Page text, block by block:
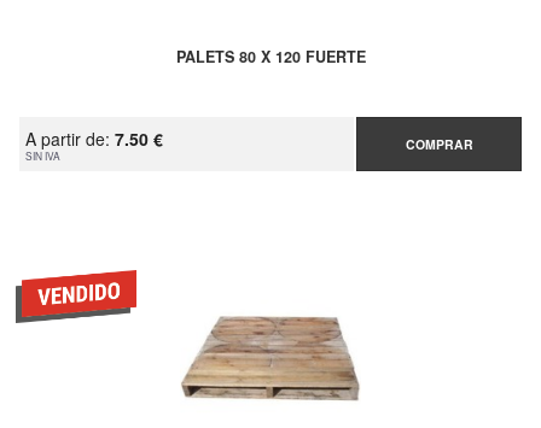
PALETS 80 X 120 FUERTE
A partir de: 7.50 €
SIN IVA
COMPRAR